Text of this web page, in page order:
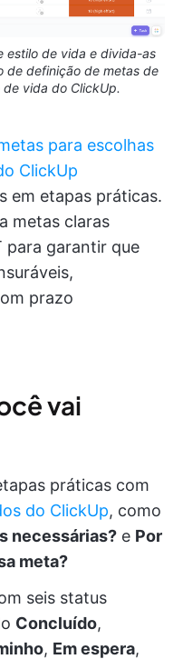
estilo de vida e divida-as
de definição de metas de
vida do ClickUp.
para escolhas
ClickUp
em etapas práticas.
metas claras
para garantir que
prazo
vai
práticas com
do ClickUp, como
necessárias? e Por
meta?
seis status
Concluído,
, Em espera,